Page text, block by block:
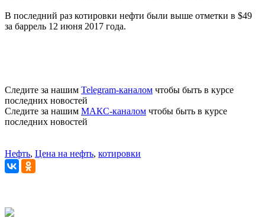
В последний раз котировки нефти были выше отметки в $49
за баррель 12 июня 2017 года.
Следите за нашим Telegram-каналом чтобы быть в курсе
последних новостей
Следите за нашим МАКС-каналом чтобы быть в курсе
последних новостей
Нефть, Цена на нефть, котировки